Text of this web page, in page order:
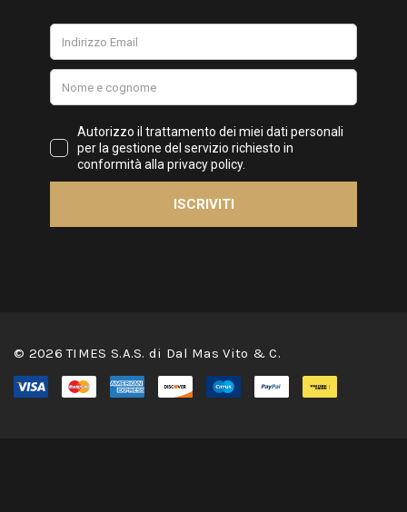
© 2026 TIMES S.A.S. di Dal Mas Vito & C.